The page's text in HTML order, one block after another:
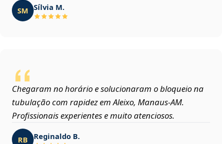
SM Sílvia M.
Chegaram no horário e solucionaram o bloqueio na
tubulação com rapidez em Aleixo, Manaus‑AM.
Profissionais experientes e muito atenciosos.
RB Reginaldo B.